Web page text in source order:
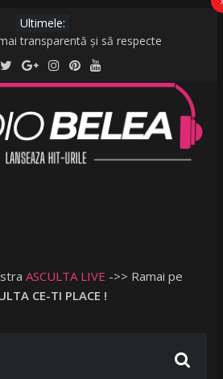
Ultimele:
transparentă și să respecte
ordinea rezultatelor unei căutări?
câteva minute. O furtună puternică a
și în București
vorbim despre discriminare dacă se
în anumite locații
soție a lui Tzancă Uraganu, la
ASCULTA LIVE ->> Ramai pe
CE-TI PLACE !